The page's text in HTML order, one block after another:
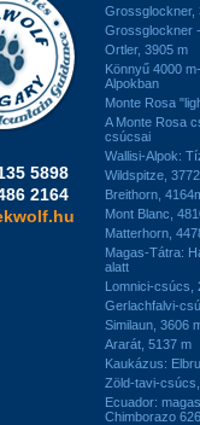
5898
2164
Grossglockner,
Grossglockner
Ortler, 3905 m
Könnyű 4000
Alpokban
Monte Rosa
A Monte Rosa
csúcsai
Wallisi-Alpok:
Wildspitze,
Breithorn,
Mont Blanc,
Matterhorn,
Magas-Tátra:
alatt
Lomnici-csúcs,
Gerlachfalvi-
Similaun, 3606
Ararát, 5137 m
Kaukázus:
Zöld-tavi-
Ecuador:
Chimborazo